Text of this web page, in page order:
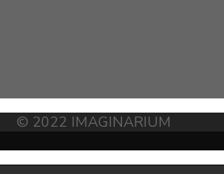
© 2022 IMAGINARIUM